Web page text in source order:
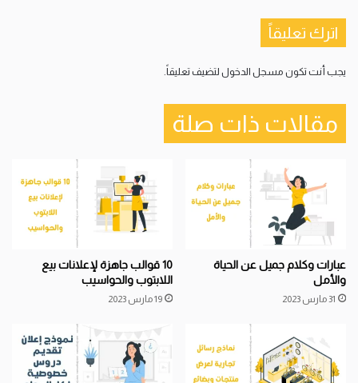
اترك تعليقاً
يجب أنت تكون مسجل الدخول لتضيف تعليقاً.
مقالات ذات صلة
عبارات وكلام جميل عن الحياة
والأمل
31 مارس 2023
10 قوالب جاهزة لإعلانات بيع
اللابتوب والحواسيب
19 مارس 2023